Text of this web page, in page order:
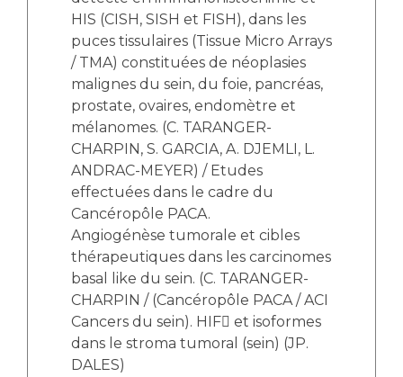
HIS (CISH, SISH et FISH), dans les
puces tissulaires (Tissue Micro Arrays
/ TMA) constituées de néoplasies
malignes du sein, du foie, pancréas,
prostate, ovaires, endomètre et
mélanomes. (C. TARANGER-
CHARPIN, S. GARCIA, A. DJEMLI, L.
ANDRAC-MEYER) / Etudes
effectuées dans le cadre du
Cancéropôle PACA.
Angiogénèse tumorale et cibles
thérapeutiques dans les carcinomes
basal like du sein. (C. TARANGER-
CHARPIN / (Cancéropôle PACA / ACI
Cancers du sein). HIF et isoformes
dans le stroma tumoral (sein) (JP.
DALES)